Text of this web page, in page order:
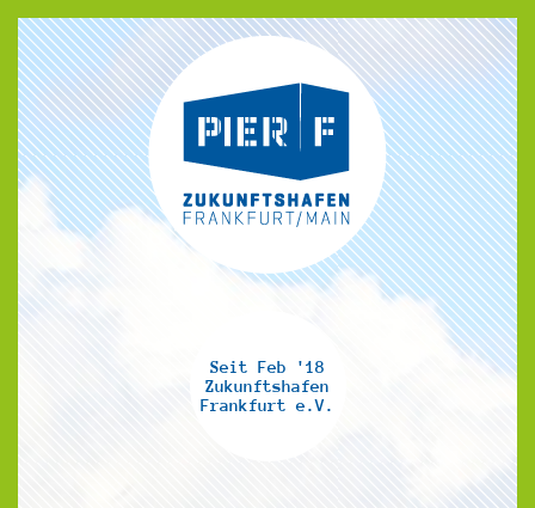
Seit Feb '18
Zukunftshafen
Frankfurt e.V.